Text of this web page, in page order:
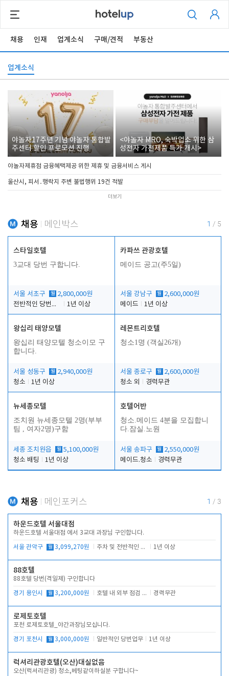
채용 인재 업계소식 구매/견적 부동산
업계소식
야놀자17주년 기념 야놀자 통합발
주센터 할인 프로모션 진행
<야놀자 MRO, 숙박업소 위한 삼
성전자 가전제품 특가 개시>
야놀자제휴점 금융혜택제공 위한 제휴 및 금융서비스 게시
울산시, 피서․행락지 주변 불법행위 19건 적발
더보기
채용 메인박스 1 / 5
스타일호텔
3교대 당번 구합니다.
서울 서초구 월 2,800,000원
전반적인 당번업무
1년 이상
카파쓰 관광호텔
메이드 공고(주5일)
서울 강남구 월 2,600,000원
메이드
1년 이상
왕십리 태양모텔
왕십리 태양모텔 청소이모 구
합니다.
서울 성동구 월 2,940,000원
청소
1년 이상
레몬트리호텔
청소1명 (객실26개)
서울 종로구 월 2,600,000원
청소 외
경력무관
뉴세종모텔
조치원 뉴세종모텔 2명(부부
팀 , 여자2명)구함
세종 조치원읍 월 5,100,000원
청소 배팅
1년 이상
호텔어반
청소.메이드 4분을 모집합니
다.잠실.노원
서울 송파구 월 2,550,000원
메이드.청소
경력무관
채용 메인포커스 1 / 3
하운드호텔 서울대점
하운드호텔 서울대점 에서 3교대 과장님 구인합니다.
서울 관악구 월 3,099,270원 주차 및 전반적인 당번업무 1년 이상
88호텔
88호텔 당번(격일제) 구인합니다
경기 용인시 월 3,200,000원 호텔 내 외부 점검 및 프런트 운영 경력무관
로제토호텔
포천 로제토호텔_야간과장님모십니다.
경기 포천시 월 3,000,000원 일반적인 당번업무 1년 이상
럭셔리관광호텔(오산)대실없음
오산(럭셔리관광) 청소,베팅같이하실분 구합니다~